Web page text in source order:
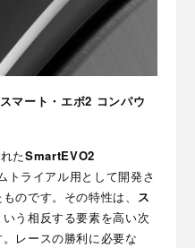
ート・エボ2 コンパウ
たSmartEVO2
トライアル用として開発さ
のです。その特性は、 ス
いう相反する要素を高い次
レースの勝利に必要な